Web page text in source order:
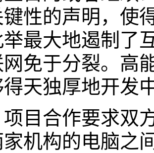
性的声明，使
举最大地遏制了
免于分裂。高
天独厚地开发
项目合作要求双
机构的电脑之